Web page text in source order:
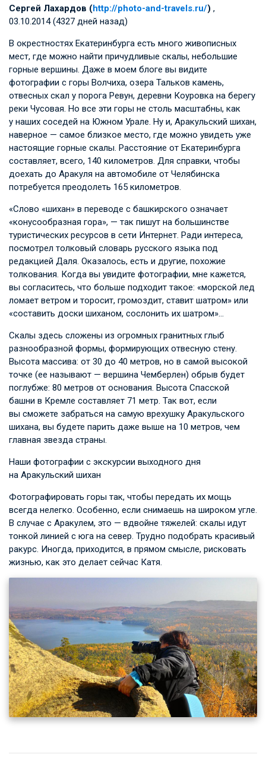
Сергей Лахардов (http://photo-and-travels.ru/) ,
03.10.2014 (4327 дней назад)
В окрестностях Екатеринбурга есть много живописных
мест, где можно найти причудливые скалы, небольшие
горные вершины. Даже в моем блоге вы видите
фотографии с горы Волчиха, озера Тальков камень,
отвесных скал у порога Ревун, деревни Коуровка на берегу
реки Чусовая. Но все эти горы не столь масштабны, как
у наших соседей на Южном Урале. Ну и, Аракульский шихан,
наверное — самое близкое место, где можно увидеть уже
настоящие горные скалы. Расстояние от Екатеринбурга
составляет, всего, 140 километров. Для справки, чтобы
доехать до Аракуля на автомобиле от Челябинска
потребуется преодолеть 165 километров.
«Слово «шихан» в переводе с башкирского означает
«конусообразная гора», — так пишут на большинстве
туристических ресурсов в сети Интернет. Ради интереса,
посмотрел толковый словарь русского языка под
редакцией Даля. Оказалось, есть и другие, похожие
толкования. Когда вы увидите фотографии, мне кажется,
вы согласитесь, что больше подходит такое: «морской лед
ломает ветром и торосит, громоздит, ставит шатром» или
«составить доски шиханом, сослонить их шатром»…
Скалы здесь сложены из огромных гранитных глыб
разнообразной формы, формирующих отвесную стену.
Высота массива: от 30 до 40 метров, но в самой высокой
точке (ее называют — вершина Чемберлен) обрыв будет
поглубже: 80 метров от основания. Высота Спасской
башни в Кремле составляет 71 метр. Так вот, если
вы сможете забраться на самую врехушку Аракульского
шихана, вы будете парить даже выше на 10 метров, чем
главная звезда страны.
Наши фотографии с экскурсии выходного дня
на Аракульский шихан
Фотографировать горы так, чтобы передать их мощь
всегда нелегко. Особенно, если снимаешь на широком угле.
В случае с Аракулем, это — вдвойне тяжелей: скалы идут
тонкой линией с юга на север. Трудно подобрать красивый
ракурс. Иногда, приходится, в прямом смысле, рисковать
жизнью, как это делает сейчас Катя.